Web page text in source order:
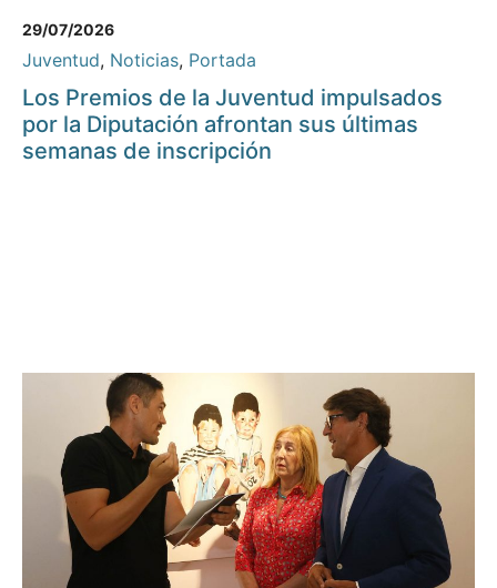
29/07/2026
Juventud, Noticias, Portada
Los Premios de la Juventud impulsados
por la Diputación afrontan sus últimas
semanas de inscripción